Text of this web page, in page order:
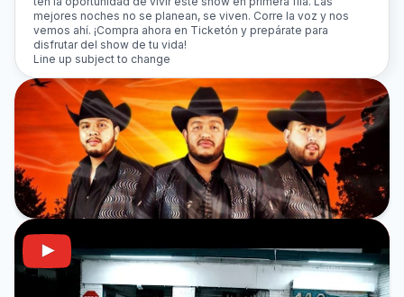
mejores noches no se planean, se viven. Corre la voz y nos
vemos ahí. ¡Compra ahora en Ticketón y prepárate para
disfrutar del show de tu vida!
Line up subject to change